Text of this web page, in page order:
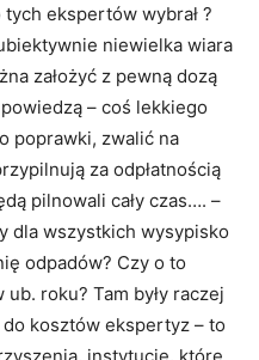
ekspertów wybrał ?
niewielka wiara
założyć z pewną dozą
– coś lekkiego
poprawki, zwalić na
za odpłatnością
pilnowali cały czas…. –
dla wszystkich wysypisko
odpadów? Czy o to
roku? Tam były raczej
do kosztów ekspertyz – to